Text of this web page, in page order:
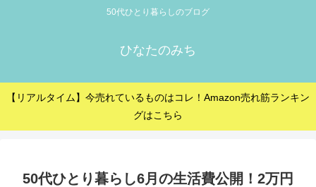
50代ひとり暮らしのブログ
ひなたのみち
【リアルタイム】今売れているものはコレ！Amazon売れ筋ランキン
グはこちら
50代ひとり暮らし6月の生活費公開！2万円